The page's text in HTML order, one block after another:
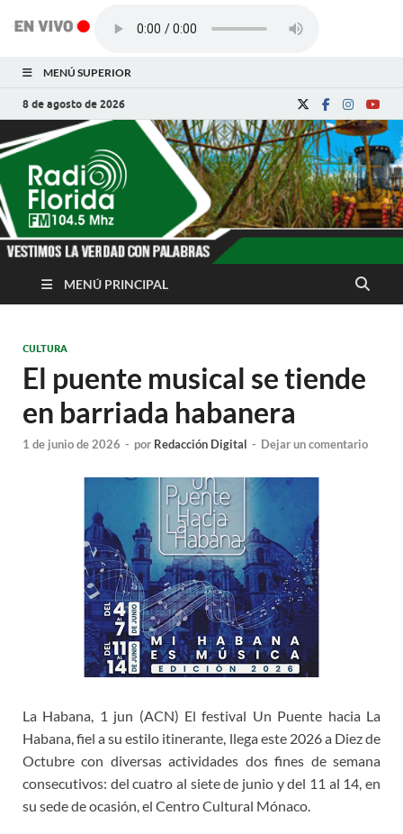
MENÚ SUPERIOR
8 de agosto de 2026
Radio Florida de
Cuba
Noticias y Actualidades de Florida, Camagüey,
MENÚ PRINCIPAL
CULTURA
El puente musical se tiende
en barriada habanera
1 de junio de 2026 - por Redacción Digital - Dejar un comentario
La Habana, 1 jun (ACN) El festival Un Puente hacia La
Habana, fiel a su estilo itinerante, llega este 2026 a Diez de
Octubre con diversas actividades dos fines de semana
consecutivos: del cuatro al siete de junio y del 11 al 14, en
su sede de ocasión, el Centro Cultural Mónaco.